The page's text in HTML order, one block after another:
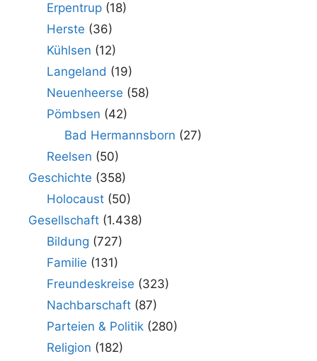
Erpentrup(18)
Herste (36)
Kühlsen (12)
Langeland (19)
Neuenheerse (58)
Pömbsen (42)
Bad Hermannsborn (27)
Reelsen (50)
Geschichte (358)
Holocaust(50)
Gesellschaft (1.438)
Bildung (727)
Familie (131)
Freundeskreise (323)
Nachbarschaft(87)
Parteien & Politik(280)
Religion (182)